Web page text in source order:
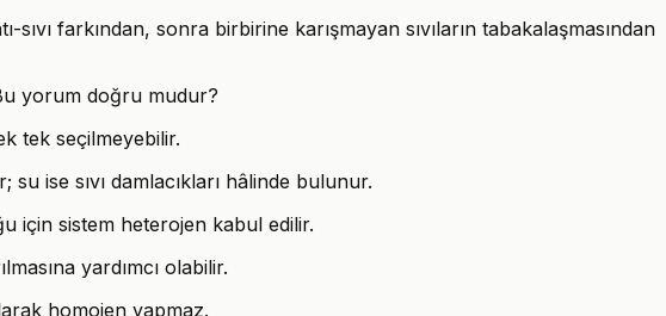
farkından, sonra birbirine karışmayan sıvıların tabakalaşmasından
yorum doğru mudur?
tek seçilmeyebilir.
ise sıvı damlacıkları hâlinde bulunur.
için sistem heterojen kabul edilir.
yardımcı olabilir.
homojen yapmaz.